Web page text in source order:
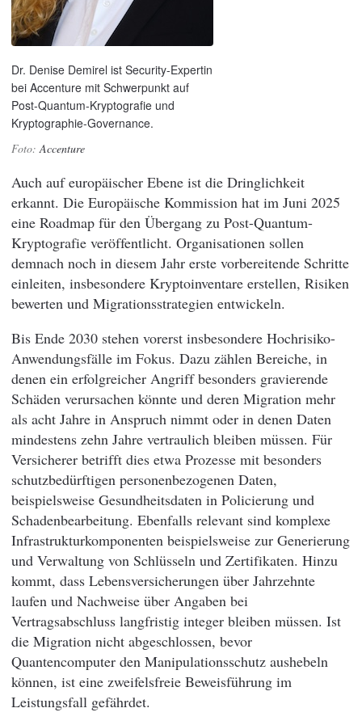
Dr. Denise Demirel ist Security-Expertin
bei Accenture mit Schwerpunkt auf
Post-Quantum-Kryptografie und
Kryptographie-Governance.
Accenture
Auch auf europäischer Ebene ist die Dringlichkeit
erkannt. Die Europäische Kommission hat im Juni 2025
eine Roadmap für den Übergang zu Post-Quantum-
Kryptografie veröffentlicht. Organisationen sollen
demnach noch in diesem Jahr erste vorbereitende Schritte
einleiten, insbesondere Kryptoinventare erstellen, Risiken
bewerten und Migrationsstrategien entwickeln.
Bis Ende 2030 stehen vorerst insbesondere Hochrisiko-
Anwendungsfälle im Fokus. Dazu zählen Bereiche, in
denen ein erfolgreicher Angriff besonders gravierende
Schäden verursachen könnte und deren Migration mehr
als acht Jahre in Anspruch nimmt oder in denen Daten
mindestens zehn Jahre vertraulich bleiben müssen. Für
Versicherer betrifft dies etwa Prozesse mit besonders
schutzbedürftigen personenbezogenen Daten,
beispielsweise Gesundheitsdaten in Policierung und
Schadenbearbeitung. Ebenfalls relevant sind komplexe
Infrastrukturkomponenten beispielsweise zur Generierung
und Verwaltung von Schlüsseln und Zertifikaten. Hinzu
kommt, dass Lebensversicherungen über Jahrzehnte
laufen und Nachweise über Angaben bei
Vertragsabschluss langfristig integer bleiben müssen. Ist
die Migration nicht abgeschlossen, bevor
Quantencomputer den Manipulationsschutz aushebeln
können, ist eine zweifelsfreie Beweisführung im
Leistungsfall gefährdet.